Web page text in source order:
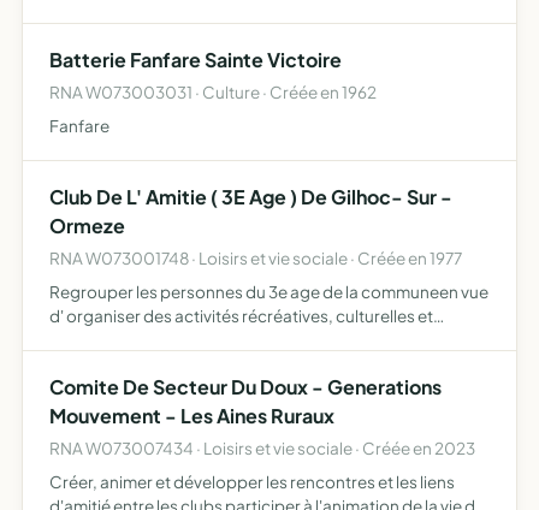
Batterie Fanfare Sainte Victoire
RNA W073003031 · Culture · Créée en 1962
Fanfare
Club De L' Amitie ( 3E Age ) De Gilhoc- Sur -
Ormeze
RNA W073001748 · Loisirs et vie sociale · Créée en 1977
Regrouper les personnes du 3e age de la communeen vue
d' organiser des activités récréatives, culturelles et
Comite De Secteur Du Doux - Generations
Mouvement - Les Aines Ruraux
RNA W073007434 · Loisirs et vie sociale · Créée en 2023
Créer, animer et développer les rencontres et les liens
d'amitié entre les clubs participer à l'animation de la vie du